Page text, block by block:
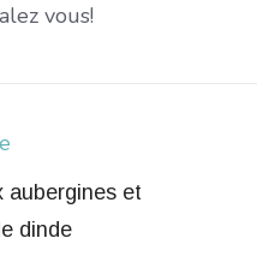
vous!
aubergines et
dinde